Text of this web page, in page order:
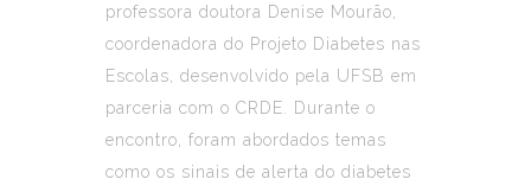
professora doutora Denise Mourão,
coordenadora do Projeto Diabetes nas
Escolas, desenvolvido pela UFSB em
parceria com o CRDE. Durante o
encontro, foram abordados temas
como os sinais de alerta do diabetes